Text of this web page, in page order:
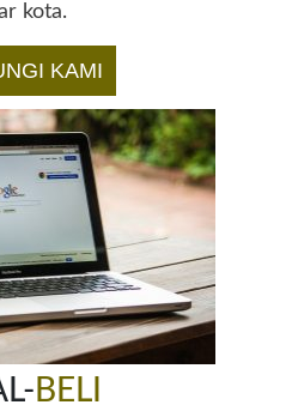
kota.
KAMI
BELI